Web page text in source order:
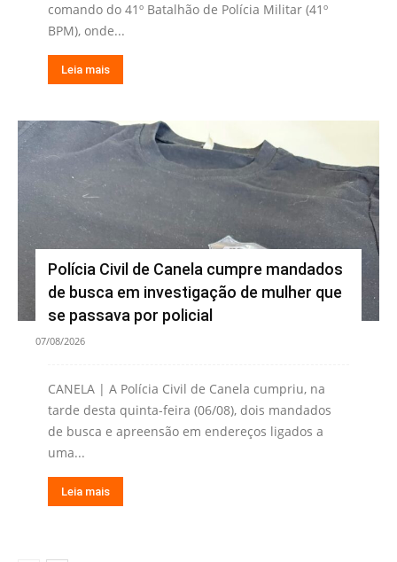
comando do 41º Batalhão de Polícia Militar (41º
BPM), onde...
Leia mais
Polícia Civil de Canela cumpre mandados
de busca em investigação de mulher que
se passava por policial
07/08/2026
CANELA | A Polícia Civil de Canela cumpriu, na
tarde desta quinta-feira (06/08), dois mandados
de busca e apreensão em endereços ligados a
uma...
Leia mais